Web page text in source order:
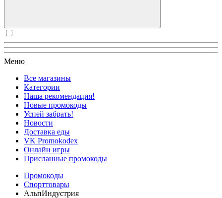
Меню
Все магазины
Категории
Наша рекомендация!
Новые промокоды
Успей забрать!
Новости
Доставка еды
VK Promokodex
Онлайн игры
Присланные промокоды
Промокоды
Спорттовары
АльпИндустрия